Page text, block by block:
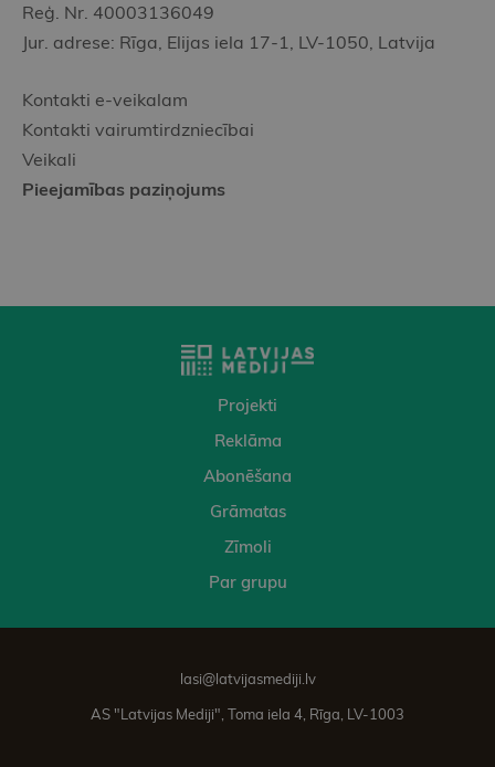
Reģ. Nr. 40003136049
Jur. adrese: Rīga, Elijas iela 17-1, LV-1050, Latvija
Kontakti e-veikalam
Kontakti vairumtirdzniecībai
Veikali
Pieejamības paziņojums
Projekti
Reklāma
Abonēšana
Grāmatas
Zīmoli
Par grupu
lasi@latvijasmediji.lv
AS "Latvijas Mediji", Toma iela 4, Rīga, LV-1003